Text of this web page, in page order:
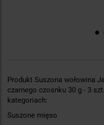
Produkt Suszona wołowina
czarnego czosnku 30 g - 3
kategoriach:
Suszone mięso